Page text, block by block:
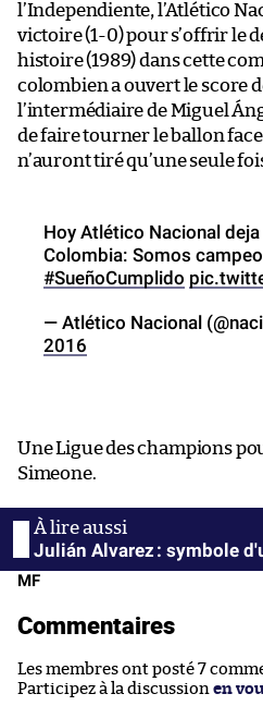
l’Independiente, l’Atlético
victoire (1-0) pour s’offrir le
histoire (1989) dans cette
colombien a ouvert le score
l’intermédiaire de Miguel
de faire tourner le ballon
n’auront tiré qu’une seule
Hoy Atlético Nacional
Colombia: Somos
#SueñoCumplido
— Atlético Nacional
2016
Une Ligue des champions
Simeone.
Julián Alvarez : symbole
MF
Commentaires
Les membres ont posté 7
Participez à la discussion en